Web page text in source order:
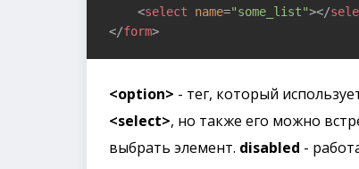
<select name="some_list"></
</form>
<option> - тег, который
<select>, но также его можно
выбрать элемент. disabled -